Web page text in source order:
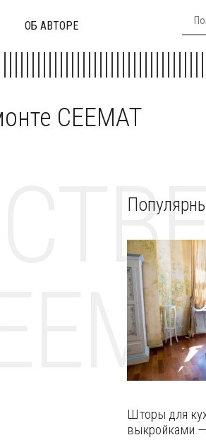
ОБ АВТОРЕ
CEEMAT
Шторы для
выкройками